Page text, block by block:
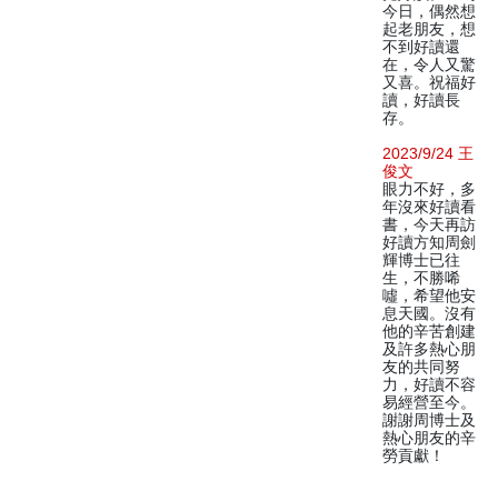
今日，偶然想
起老朋友，想
不到好讀還
在，令人又驚
又喜。祝福好
讀，好讀長
存。
2023/9/24 王
俊文
眼力不好，多
年沒來好讀看
書，今天再訪
好讀方知周劍
輝博士已往
生，不勝唏
噓，希望他安
息天國。沒有
他的辛苦創建
及許多熱心朋
友的共同努
力，好讀不容
易經營至今。
謝謝周博士及
熱心朋友的辛
勞貢獻！